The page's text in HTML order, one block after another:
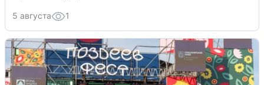
5 августа 1